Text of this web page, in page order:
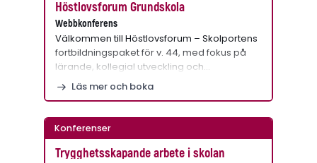
Höstlovsforum Grundskola
Webbkonferens
Välkommen till Höstlovsforum – Skolportens
fortbildningspaket för v. 44, med fokus på
lärande, kollegial utveckling och…
Läs mer och boka
Konferenser
Trygghetsskapande arbete i skolan